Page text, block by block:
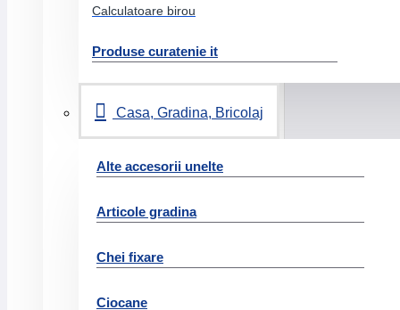
Calculatoare birou
Produse curatenie it
Casa, Gradina, Bricolaj
Alte accesorii unelte
Articole gradina
Chei fixare
Ciocane
Hartie tipar digital
Etichete
Hartie copiator
Hartie format mare
Hartie milimetrica
Role case marcat